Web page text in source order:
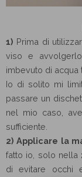
1) Prima di
viso e
imbevuto di acqua
Io di solito mi
passare un
nel mio caso,
sufficiente.
2) Applicare la
fatto io, solo nella
di evitare occhi